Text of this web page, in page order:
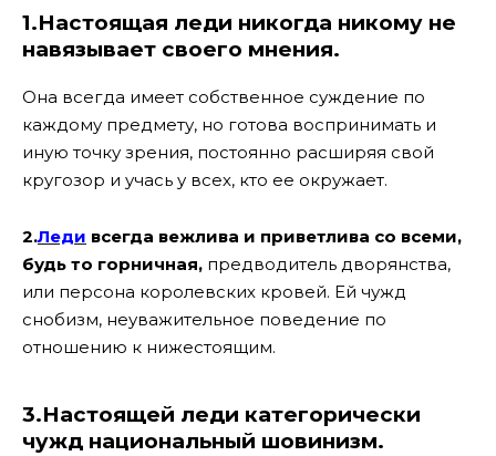
1.Настоящая леди никогда никому не
навязывает своего мнения.
Она всегда имеет собственное суждение по
каждому предмету, но готова воспринимать и
иную точку зрения, постоянно расширяя свой
кругозор и учась у всех, кто ее окружает.
2.Леди всегда вежлива и приветлива со всеми,
будь то горничная, предводитель дворянства,
или персона королевских кровей. Ей чужд
снобизм, неуважительное поведение по
отношению к нижестоящим.
3.Настоящей леди категорически
чужд национальный шовинизм.